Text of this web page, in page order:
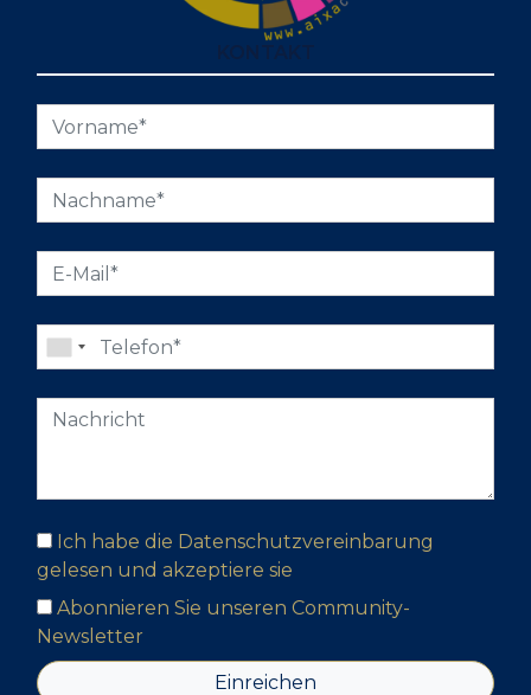
Ich habe die Datenschutzvereinbarung
gelesen und akzeptiere sie
Abonnieren Sie unseren Community-
Newsletter
Einreichen